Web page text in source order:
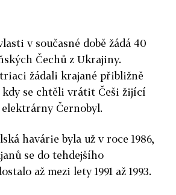
v současné době žádá 40
Čechů z Ukrajiny.
žádali krajané přibližně
kdy se chtěli vrátit Češi žijící
Černobyl.
havárie byla už v roce 1986,
se do tehdejšího
až mezi lety 1991 až 1993.